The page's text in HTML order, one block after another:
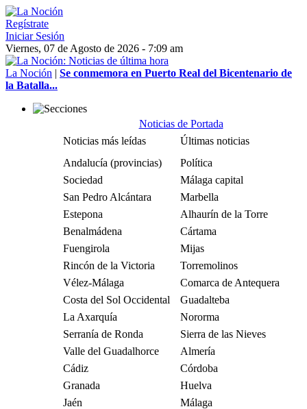
Regístrate
Iniciar Sesión
Viernes, 07 de Agosto de 2026 - 7:09 am
La Noción | Se conmemora en Puerto Real del Bicentenario de
la Batalla...
Noticias de Portada
Noticias más leídas
Últimas noticias
Andalucía (provincias)
Política
Sociedad
Málaga capital
San Pedro Alcántara
Marbella
Estepona
Alhaurín de la Torre
Benalmádena
Cártama
Fuengirola
Mijas
Rincón de la Victoria
Torremolinos
Vélez-Málaga
Comarca de Antequera
Costa del Sol Occidental
Guadalteba
La Axarquía
Nororma
Serranía de Ronda
Sierra de las Nieves
Valle del Guadalhorce
Almería
Cádiz
Córdoba
Granada
Huelva
Jaén
Málaga